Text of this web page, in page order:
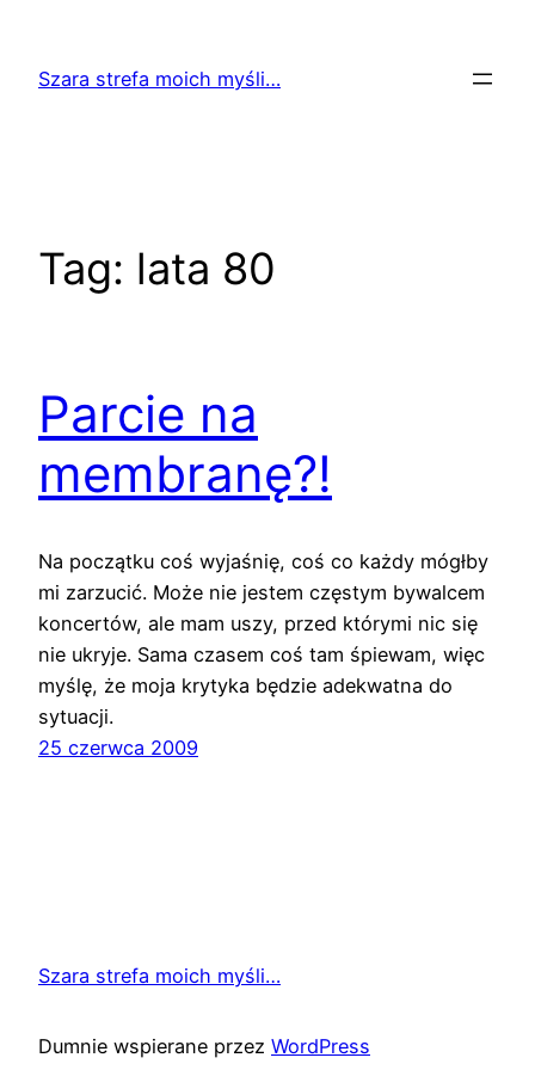
treściSzara strefa moich myśli…
Tag: lata 80
Parcie na
membranę?!
Na początku coś wyjaśnię, coś co każdy mógłby
mi zarzucić. Może nie jestem częstym bywalcem
koncertów, ale mam uszy, przed którymi nic się
nie ukryje. Sama czasem coś tam śpiewam, więc
myślę, że moja krytyka będzie adekwatna do
sytuacji.
25 czerwca 2009
Szara strefa moich myśli…
Dumnie wspierane przez WordPress